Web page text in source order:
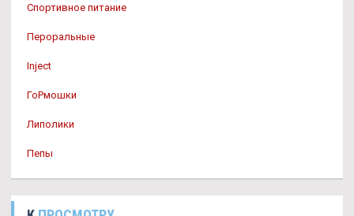
Спортивное питание
Пероральные
Inject
ГоРмошки
Липолики
Пепы